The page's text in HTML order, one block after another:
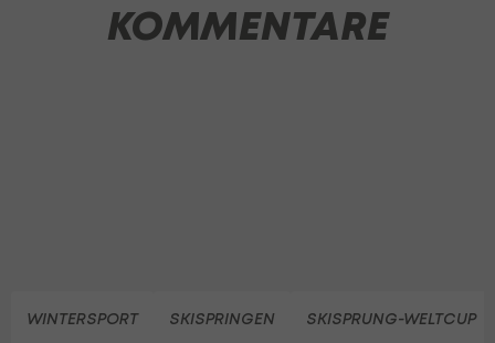
KOMMENTARE
WINTERSPORT SKISPRINGEN SKISPRUNG-WELTCUP